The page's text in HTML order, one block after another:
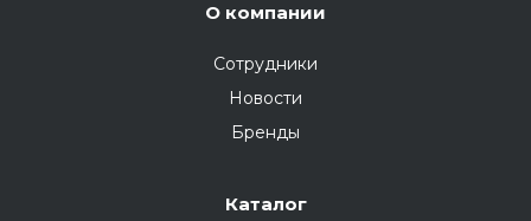
О компании
Сотрудники
Новости
Бренды
Каталог